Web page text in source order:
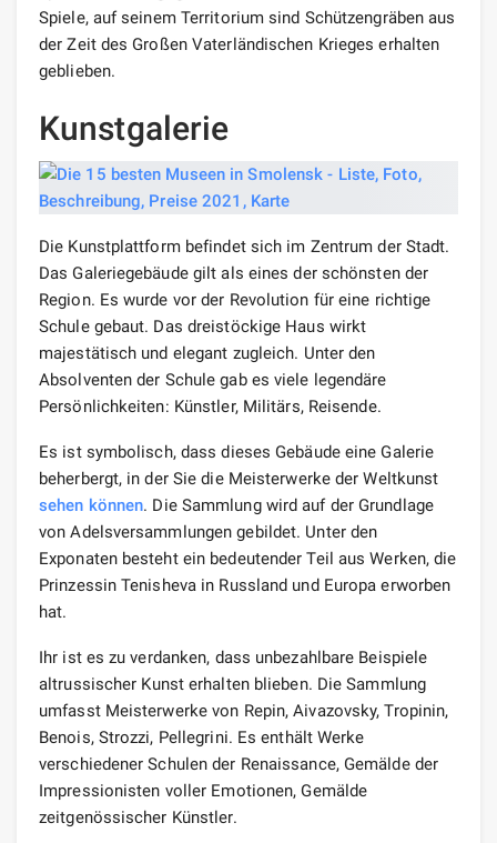
Spiele, auf seinem Territorium sind Schützengräben aus
der Zeit des Großen Vaterländischen Krieges erhalten
geblieben.
Kunstgalerie
Die Kunstplattform befindet sich im Zentrum der Stadt.
Das Galeriegebäude gilt als eines der schönsten der
Region. Es wurde vor der Revolution für eine richtige
Schule gebaut. Das dreistöckige Haus wirkt
majestätisch und elegant zugleich. Unter den
Absolventen der Schule gab es viele legendäre
Persönlichkeiten: Künstler, Militärs, Reisende.
Es ist symbolisch, dass dieses Gebäude eine Galerie
beherbergt, in der Sie die Meisterwerke der Weltkunst
sehen können. Die Sammlung wird auf der Grundlage
von Adelsversammlungen gebildet. Unter den
Exponaten besteht ein bedeutender Teil aus Werken, die
Prinzessin Tenisheva in Russland und Europa erworben
hat.
Ihr ist es zu verdanken, dass unbezahlbare Beispiele
altrussischer Kunst erhalten blieben. Die Sammlung
umfasst Meisterwerke von Repin, Aivazovsky, Tropinin,
Benois, Strozzi, Pellegrini. Es enthält Werke
verschiedener Schulen der Renaissance, Gemälde der
Impressionisten voller Emotionen, Gemälde
zeitgenössischer Künstler.